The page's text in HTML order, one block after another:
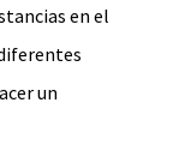
en el
un